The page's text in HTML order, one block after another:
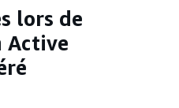
lors de